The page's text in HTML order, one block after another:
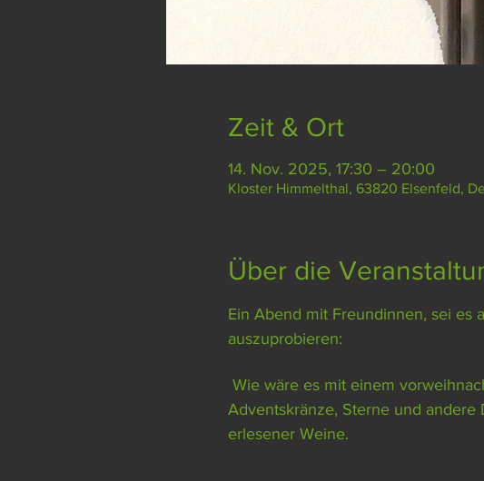
Zeit & Ort
14. Nov. 2025, 17:30 – 20:00
Kloster Himmelthal, 63820 Elsenfeld,
Über die
Ein Abend mit Freundinnen, sei es
auszuprobieren:
Adventskränze, Sterne und
erlesener Weine.